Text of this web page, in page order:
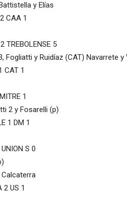
y Elías
CAA 1
TREBOLENSE 5
Fogliatti y Ruidíaz (CAT) Navarrete y
CAT 1
1
2 y Fosarelli (p)
1 DM 1
S 0
Calcaterra
2 US 1